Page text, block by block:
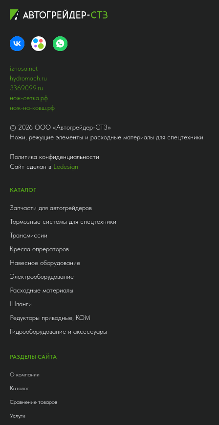
iznosa.net
hydromach.ru
3369099.ru
нож-сетка.рф
нож-на-ковш.рф
© 2026 ООО «Автогрейдер-СТ3»
Ножи, режущие элементы и расходные материалы для спецтехники
Политика конфиденциальности
Сайт сделан в Ledesign
КАТАЛОГ
Запчасти для автогрейдеров
Тормозные системы для спецтехники
Трансмиссии
Кресла опрераторов
Навесное оборудование
Электрооборудование
Расходные материалы
Шланги
Редукторы приводные, КОМ
Гидрооборудование и аксессуары
РАЗДЕЛЫ САЙТА
О компании
Каталог
Сравнение товаров
Услуги